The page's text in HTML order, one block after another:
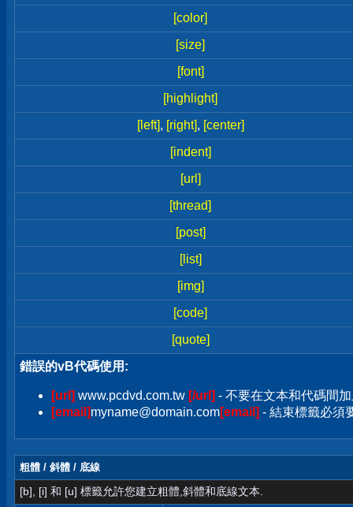
[color]
[size]
[font]
[highlight]
[left], [right], [center]
[indent]
[url]
[thread]
[post]
[list]
[img]
[code]
[quote]
錯誤的vB代碼使用:
[url] www.pcdvd.com.tw [/url] - 不要在文本和代碼間
[email]myname@domain.com[email] - 結束標籤必須
粗體 / 斜體 / 底線
[b], [i] 和 [u] 標籤允許您建立粗體,斜體和底線文本.